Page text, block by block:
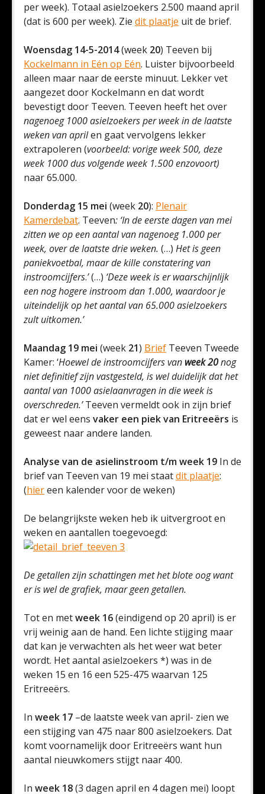
per week). Totaal asielzoekers 2.500 maand april
(dat is 600 per week). Zie dit plaatje uit de brief.
Woensdag 14-5-2014(week 20) Teeven bij
Kockelmann in Eén op Eén. Luister bijvoorbeeld
alleen maar naar de eerste minuut. Lekker vet
aangezet door Kockelmann en dat wordt
bevestigt door Teeven. Teeven heeft het over
nagenoeg 1000 asielzoekers per week in de laatste
weken van aprilen gaat vervolgens lekker
extrapoleren (voorbeeld:vorige week 500, deze
week 1000 dus volgende week 1.500 enzovoort)
naar 65.000.
Donderdag 15 mei (week 20): Plenair
Kamerdebat. Teeven: ‘In de eerste dagen van mei
zitten we op een aantal van nagenoeg 1.000 per
week, over de laatste drie weken. (…) Het is geen
paniekvoetbal, maar de kille constatering van
instroomcijfers.’(…) ‘Deze week is er waarschijnlijk
een nog hogere instroom dan 1.000, waardoor je
uiteindelijk op het aantal van 65.000 asielzoekers
zult uitkomen.’
Maandag 19 mei (week 21) Brief Teeven Tweede
Kamer: ‘Hoewel de instroomcijfers van week 20nog
niet definitief zijn vastgesteld, is wel duidelijk dat het
aantal van 1000 asielaanvragen in die week is
overschreden.’Teeven vermeldt ook in zijn brief
dat er wel eens vaker een piek van Eritreeërs is
geweest naar andere landen.
Analyse van de asielinstroom t/m week 19 In de
brief van Teeven van 19 mei staatdit plaatje:
(hiereen kalender voor de weken)
De belangrijkste weken heb ik uitvergroot en
weken en aantallen toegevoegd:
De getallen zijn schattingen met het blote oog want
er is wel de grafiek, maar geen getallen.
Tot en metweek 16(eindigend op 20 april) is er
vrij weinig aan de hand. Een lichte stijging maar
dat kan je verwachten als het weer wat beter
wordt. Het aantal asielzoekers *) was in de
weken 15 en 16 een 525-475 waarvan 125
Eritreeërs.
In week 17 –de laatste week van april- zien we
een stijging van 475 naar 800 asielzoekers. Dat
komt voornamelijk door Eritreeërs want hun
aantal nieuwkomers stijgt naar 400.
In week 18(3 dagen april en 4 dagen mei) loopt